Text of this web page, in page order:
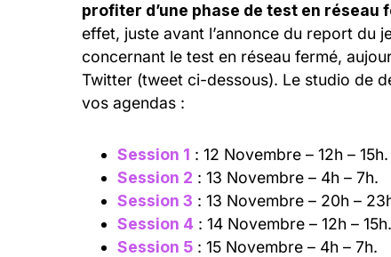
profiter d’une phase de test en
effet, juste avant l’annonce du report du
concernant le test en réseau fermé,
Twitter (tweet ci-dessous). Le studio de
vos agendas :
Session 1 : 12 Novembre – 12h – 15h.
Session 2 : 13 Novembre – 4h – 7h.
Session 3 : 13 Novembre – 20h –
Session 4 : 14 Novembre – 12h – 15h.
Session 5 : 15 Novembre – 4h – 7h.